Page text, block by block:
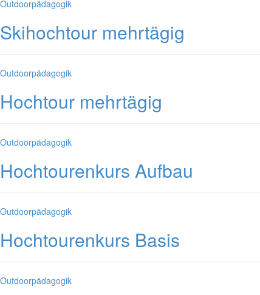
Kategorien
Outdoorpädagogik
Skihochtour mehrtägig
Kategorien
Outdoorpädagogik
Hochtour mehrtägig
Kategorien
Outdoorpädagogik
Hochtourenkurs Aufbau
Kategorien
Outdoorpädagogik
Hochtourenkurs Basis
Kategorien
Outdoorpädagogik